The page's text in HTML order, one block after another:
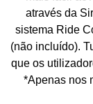
através da
sistema Ride
(não incluído).
que os
*Apenas nos